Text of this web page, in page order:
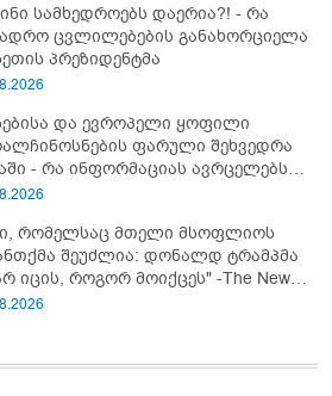
სამხედროებს დაერია?! - რა
ცვლილებების განახორციელა
პრეზიდენტმა
და ევროპელი ყოფილი
ფარული შეხვედრა
- რა ინფორმაციას ავრცელებს
ი
რომელსაც მთელი მსოფლიოს
შეუძლია: დონალდ ტრამპმა
იცის, როგორ მოიქცეს" -The New